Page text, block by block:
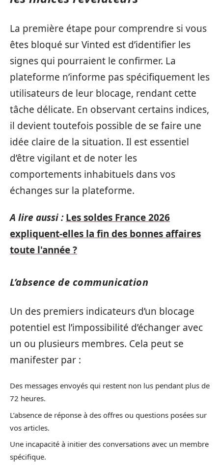
La première étape pour comprendre si vous
êtes bloqué sur Vinted est d’identifier les
signes qui pourraient le confirmer. La
plateforme n’informe pas spécifiquement les
utilisateurs de leur blocage, rendant cette
tâche délicate. En observant certains indices,
il devient toutefois possible de se faire une
idée claire de la situation. Il est essentiel
d’être vigilant et de noter les
comportements inhabituels dans vos
échanges sur la plateforme.
A lire aussi : Les soldes France 2026
expliquent-elles la fin des bonnes affaires
toute l'année ?
L’absence de communication
Un des premiers indicateurs d’un blocage
potentiel est l’impossibilité d’échanger avec
un ou plusieurs membres. Cela peut se
manifester par :
Des messages envoyés qui restent non lus pendant plus de
72 heures.
L’absence de réponse à des offres ou questions posées sur
vos articles.
Une incapacité à initier des conversations avec un membre
spécifique.